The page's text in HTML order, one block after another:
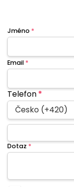
Jméno *
Email *
Telefon*
Česko (+420)
Dotaz *